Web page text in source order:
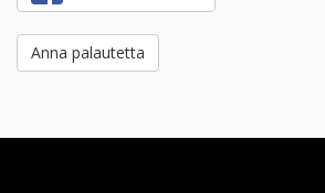
Anna palautetta